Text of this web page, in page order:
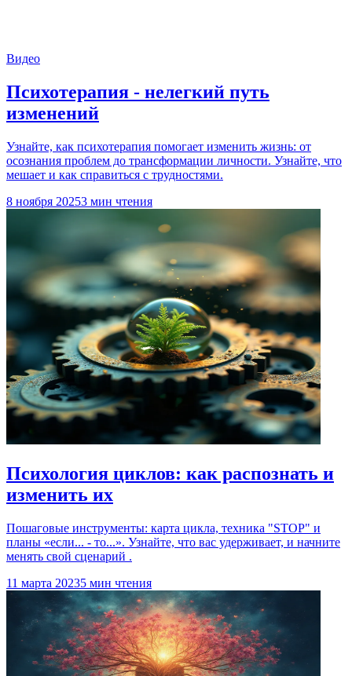
Видео
Психотерапия - нелегкий путь
изменений
Узнайте, как психотерапия помогает изменить жизнь: от
осознания проблем до трансформации личности. Узнайте, что
мешает и как справиться с трудностями.
8 ноября 20253 мин чтения
Психология циклов: как распознать и
изменить их
Пошаговые инструменты: карта цикла, техника "STOP" и
планы «если... ‑ то...». Узнайте, что вас удерживает, и начните
менять свой сценарий .
11 марта 20235 мин чтения